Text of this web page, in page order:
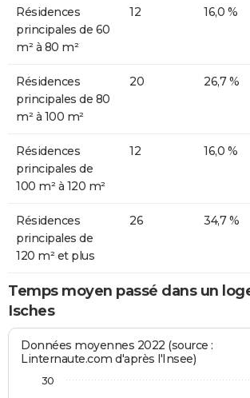
Résidences
principales de 60
m² à 80 m²
12 16,0 %
Résidences
principales de 80
m² à 100 m²
20 26,7 %
Résidences
principales de
100 m² à 120 m²
12 16,0 %
Résidences
principales de
120 m² et plus
26 34,7 %
Temps moyen passé dans un
Isches
Données moyennes 2022 (source :
Linternaute.com d'après l'Insee)
30